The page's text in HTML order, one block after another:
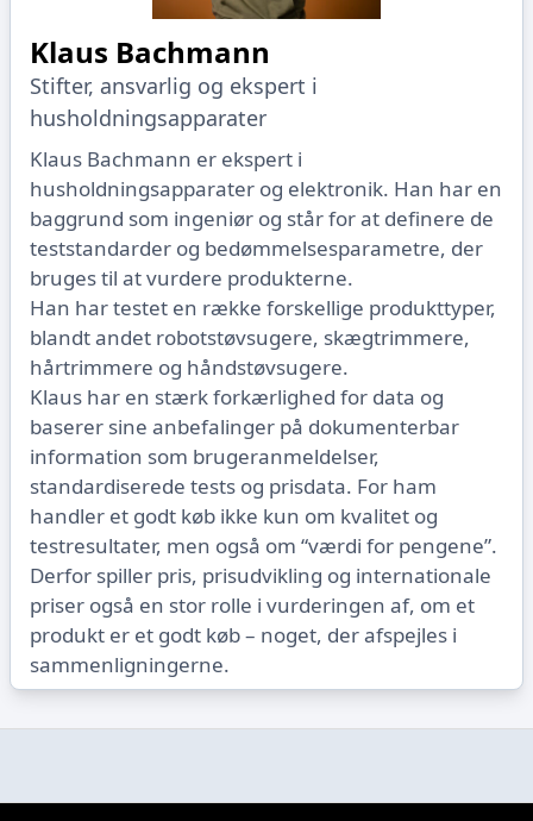
Klaus Bachmann
Stifter, ansvarlig og ekspert i
husholdningsapparater
Klaus Bachmann er ekspert i
husholdningsapparater og elektronik. Han har en
baggrund som ingeniør og står for at definere de
teststandarder og bedømmelsesparametre, der
bruges til at vurdere produkterne.
Han har testet en række forskellige produkttyper,
blandt andet robotstøvsugere, skægtrimmere,
hårtrimmere og håndstøvsugere.
Klaus har en stærk forkærlighed for data og
baserer sine anbefalinger på dokumenterbar
information som brugeranmeldelser,
standardiserede tests og prisdata. For ham
handler et godt køb ikke kun om kvalitet og
testresultater, men også om “værdi for pengene”.
Derfor spiller pris, prisudvikling og internationale
priser også en stor rolle i vurderingen af, om et
produkt er et godt køb – noget, der afspejles i
sammenligningerne.